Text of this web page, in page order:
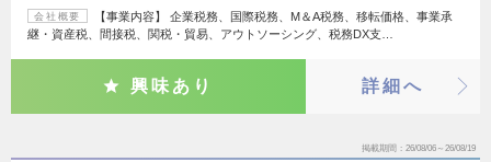
会社概要
【事業内容】 企業税務、国際税務、M＆A税務、移転価格、事業承
継・資産税、間接税、関税・貿易、アウトソーシング、税務DX支…
興味あり 詳細へ
掲載期間 26/08/06～26/08/19